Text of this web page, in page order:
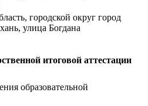
городской округ город
улица Богдана
итоговой аттестации
образовательной